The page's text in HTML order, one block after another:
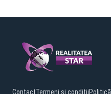
ContactTermeni și condiții